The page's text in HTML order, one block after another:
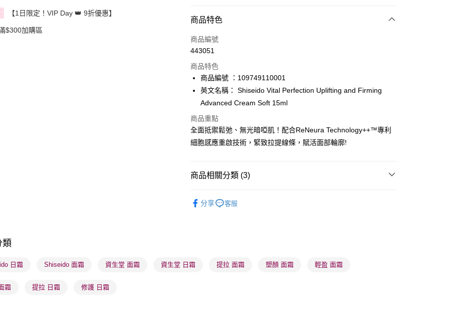
【1日限定！VIP Day 👑 9折優惠】
$300加購區
付款方式
信用卡
AlipayHK
PayMe
BoC Pay
順豐自助櫃 - 確認發貨後1-3個工作天送達
商品特色
商品編號
443051
商品特色
商品編號 ：109749110001
英文名稱： Shiseido Vital Perfection Uplifting and Firming
Advanced Cream Soft 15ml
商品重點
全面抵禦鬆弛、無光暗啞肌！配合ReNeura Technology++™專利
細胞感應重啟技術，緊致拉提線條，賦活面部輪廓!
商品相關分類 (3)
分享 客服
類
日霜 Shiseido 面霜 資生堂 面霜 資生堂 日霜 提拉 面霜 塑顏 面霜 輕盈 面霜
霜 提拉 日霜 修護 日霜